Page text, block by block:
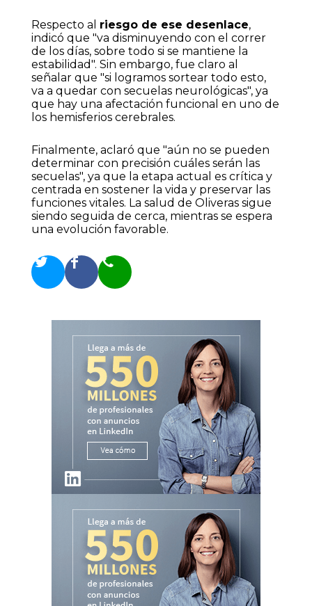
Respecto al riesgo de ese desenlace,
indicó que "va disminuyendo con el correr
de los días, sobre todo si se mantiene la
estabilidad". Sin embargo, fue claro al
señalar que "si logramos sortear todo esto,
va a quedar con secuelas neurológicas", ya
que hay una afectación funcional en uno de
los hemisferios cerebrales.
Finalmente, aclaró que "aún no se pueden
determinar con precisión cuáles serán las
secuelas", ya que la etapa actual es crítica y
centrada en sostener la vida y preservar las
funciones vitales. La salud de Oliveras sigue
siendo seguida de cerca, mientras se espera
una evolución favorable.